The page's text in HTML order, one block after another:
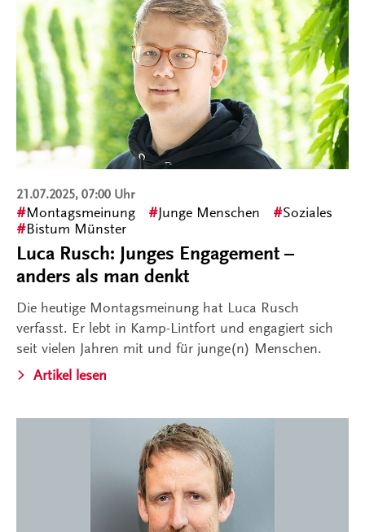
21.07.2025, 07:00 Uhr
Montagsmeinung Junge Menschen
Soziales
Bistum Münster
Luca Rusch: Junges Engagement –
anders als man denkt
Die heutige Montagsmeinung hat Luca Rusch
verfasst. Er lebt in Kamp-Lintfort und engagiert sich
seit vielen Jahren mit und für junge(n) Menschen.
Artikel lesen